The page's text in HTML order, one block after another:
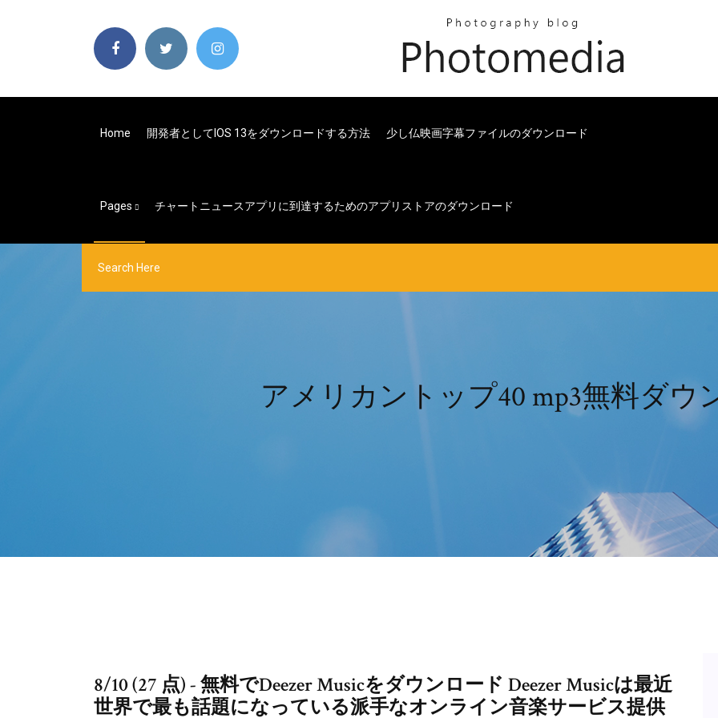
Home 開発者としてiOS 13をダウンロードする方法 少し仏映画字幕ファイルのダウンロード
Pages チャートニュースアプリに到達するためのアプリストアのダウンロード
アメリカントップ40 mp3無料ダウ
8/10 (27 点) - 無料でDeezer Musicをダウンロード Deezer Musicは最近
世界で最も話題になっている派手なオンライン音楽サービス提供